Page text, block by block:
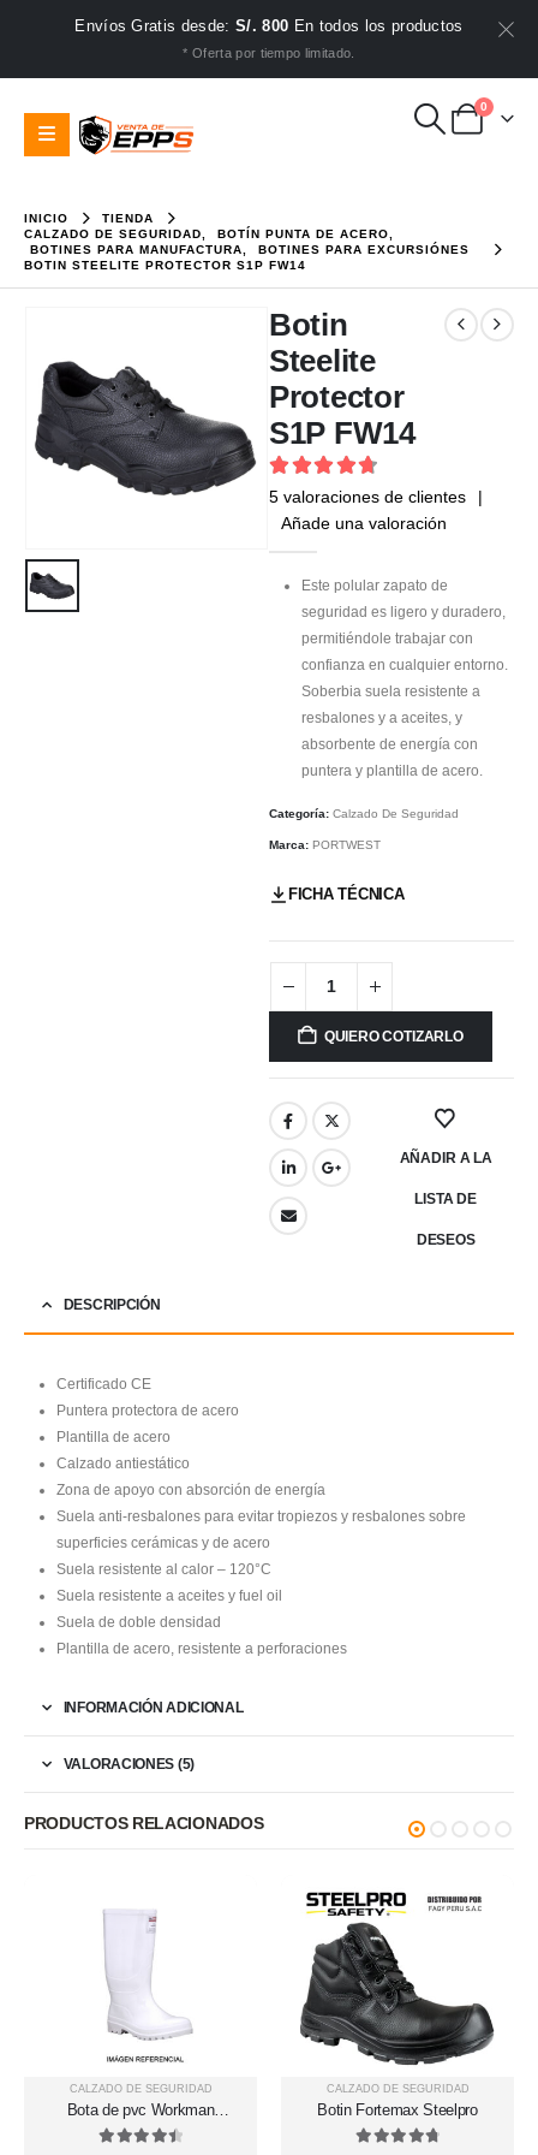
Envíos Gratis desde:S/. 800 En todos los productos
* Oferta por tiempo limitado.
0
INICIO
TIENDA
CALZADO DE SEGURIDAD
BOTÍN PUNTA DE ACERO
BOTINES PARA MANUFACTURA
BOTINES PARA EXCURSIÓNES
BOTIN STEELITE PROTECTOR S1P FW14
Botin
Steelite
Protector
S1P FW14
4.8out of 5
5 valoraciones de clientes
|
Añade una valoración
Este polular zapato de
seguridad es ligero y duradero,
permitiéndole trabajar con
confianza en cualquier entorno.
Soberbia suela resistente a
resbalones y a aceites, y
absorbente de energía con
puntera y plantilla de acero.
Categoría: Calzado De Seguridad
Marca: PORTWEST
FICHA TÉCNICA
QUIERO COTIZARLO
AÑADIR A LA
LISTA DE
DESEOS
DESCRIPCIÓN
Certificado CE
Puntera protectora de acero
Plantilla de acero
Calzado antiestático
Zona de apoyo con absorción de energía
Suela anti-resbalones para evitar tropiezos y resbalones sobre
superficies cerámicas y de acero
Suela resistente al calor – 120°C
Suela resistente a aceites y fuel oil
Suela de doble densidad
Plantilla de acero, resistente a perforaciones
INFORMACIÓN ADICIONAL
VALORACIONES (5)
PRODUCTOS RELACIONADOS
CALZADO DE SEGURIDAD
Bota de pvc Workman
Safety Food Industry
CALZADO DE SEGURIDAD
Botin Fortemax Steelpro